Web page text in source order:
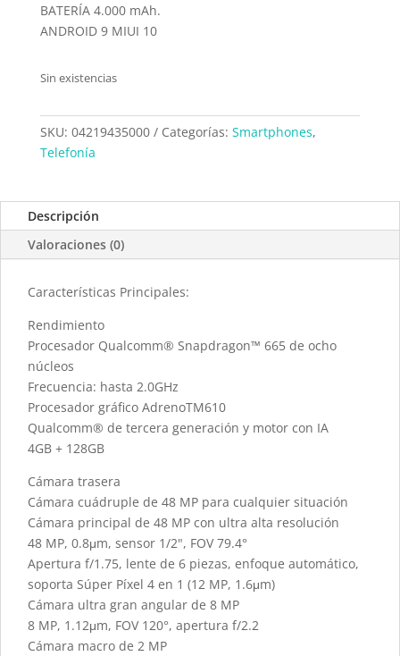
BATERÍA 4.000 mAh.
ANDROID 9 MIUI 10
Sin existencias
SKU: 04219435000 Categorías: Smartphones,
Telefonía
Descripción
Valoraciones (0)
Características Principales:
Rendimiento
Procesador Qualcomm® Snapdragon™ 665 de ocho
núcleos
Frecuencia: hasta 2.0GHz
Procesador gráfico AdrenoTM610
Qualcomm® de tercera generación y motor con IA
4GB + 128GB
Cámara trasera
Cámara cuádruple de 48 MP para cualquier situación
Cámara principal de 48 MP con ultra alta resolución
48 MP, 0.8μm, sensor 1/2", FOV 79.4°
Apertura f/1.75, lente de 6 piezas, enfoque automático,
soporta Súper Píxel 4 en 1 (12 MP, 1.6μm)
Cámara ultra gran angular de 8 MP
8 MP, 1.12μm, FOV 120°, apertura f/2.2
Cámara macro de 2 MP